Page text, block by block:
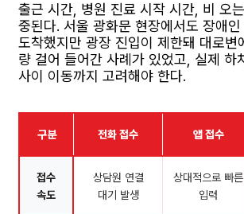
출근 시간, 병원 진료 시작 시간, 비 오
중된다. 서울 광화문 현장에서도 장애
도착했지만 광장 진입이 제한돼 대로변
량 걸어 들어간 사례가 있었고, 실제 하
사이 이동까지 고려해야 한다.
구분 전화 접수 앱 접수
접수
속도
상담원 연결
대기 발생
상대적으로 빠른
입력